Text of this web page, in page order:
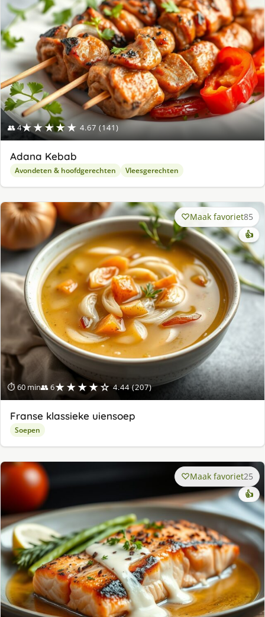
👥 4★★★★★ 4.67 (141)
Adana Kebab
Avondeten & hoofdgerechten Vleesgerechten
⏱ 60 min👥 6★★★★☆ 4.44 (207)
Maak favoriet85
👍
Franse klassieke uiensoep
Soepen
Maak favoriet25
👍